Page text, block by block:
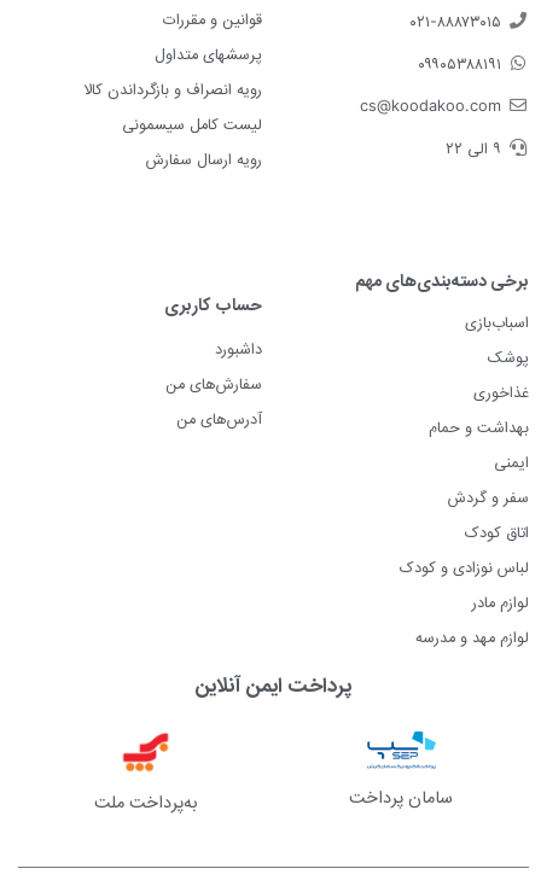
۰۲۱-۸۸۸۷۳۰۱۵
۰۹۹۰۵۳۸۸۱۹۱
cs@koodakoo.com
۹ الی ۲۲
قوانین و مقررات
پرسشهای متداول
رویه انصراف و بازگرداندن کالا
لیست کامل سیسمونی
رویه ارسال سفارش
برخی دسته‌بندی‌های مهم
اسباب‌بازی
پوشک
غذاخوری
بهداشت و حمام
ایمنی
سفر و گردش
اتاق کودک
لباس نوزادی و کودک
لوازم مادر
لوازم مهد و مدرسه
حساب کاربری
داشبورد
سفارش‌های من
آدرس‌های من
پرداخت ایمن آنلاین
سامان پرداخت به‌پرداخت ملت